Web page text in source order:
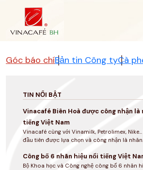
Góc báo chíBản tin Công tyCà
TIN NỔI BẬT
Vinacafé Biên Hoà được công nhận là
tiếng Việt Nam
Vinacafé cùng với Vinamilk, Petrolimex,
đầu tiên được lựa chọn và công nhận là
Công bố 6 nhãn hiệu nổi tiếng Việt
Bộ Khoa học và Công nghệ công bố 6 nhãn